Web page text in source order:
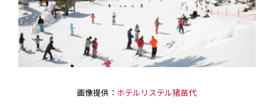
画像提供： ホテルリステル猪苗代